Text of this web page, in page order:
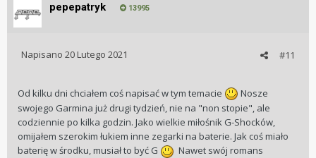
pepepatryk 13995
#11
Napisano 20 Lutego 2021
Od kilku dni chciałem coś napisać w tym temacie
Nosze
swojego Garmina już drugi tydzień, nie na "non stopie", ale
codziennie po kilka godzin. Jako wielkie miłośnik G-Shocków,
omijałem szerokim łukiem inne zegarki na baterie. Jak coś miało
baterię w środku, musiał to być G
Nawet swój romans